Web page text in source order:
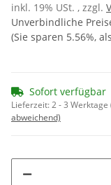
inkl. 19% USt. , zzgl.
Unverbindliche
(Sie sparen 5.56%,
Sofort verfügbar
Lieferzeit:2 - 3 Werktage
abweichend)